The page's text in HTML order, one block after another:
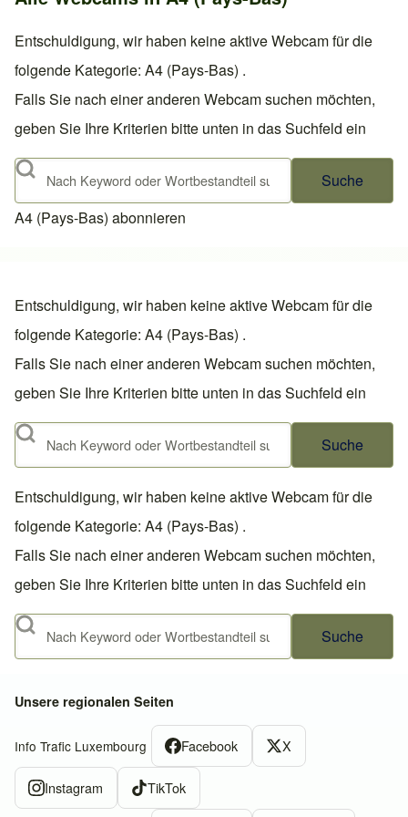
Entschuldigung, wir haben keine aktive Webcam für die
folgende Kategorie: A4 (Pays-Bas) .
Falls Sie nach einer anderen Webcam suchen möchten,
geben Sie Ihre Kriterien bitte unten in das Suchfeld ein
Suche
A4 (Pays-Bas) abonnieren
Entschuldigung, wir haben keine aktive Webcam für die
folgende Kategorie: A4 (Pays-Bas) .
Falls Sie nach einer anderen Webcam suchen möchten,
geben Sie Ihre Kriterien bitte unten in das Suchfeld ein
Suche
Entschuldigung, wir haben keine aktive Webcam für die
folgende Kategorie: A4 (Pays-Bas) .
Falls Sie nach einer anderen Webcam suchen möchten,
geben Sie Ihre Kriterien bitte unten in das Suchfeld ein
Suche
Unsere regionalen Seiten
Info Trafic Luxembourg Facebook X
Instagram TikTok